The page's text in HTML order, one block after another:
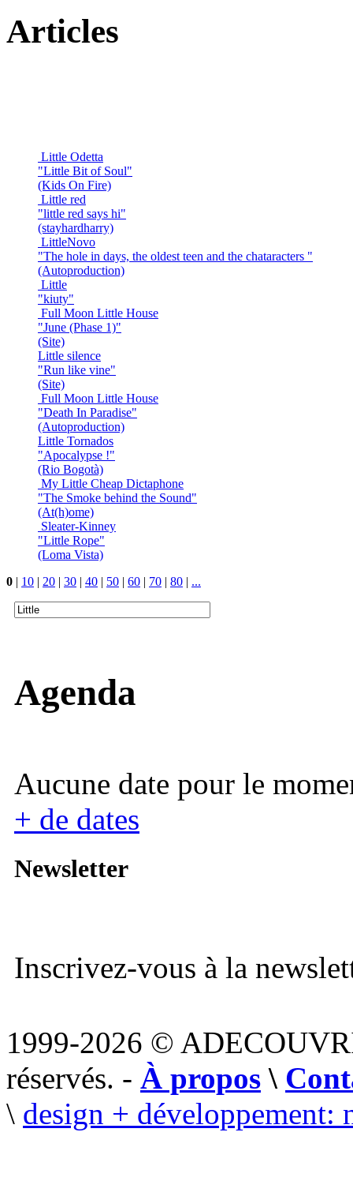
Articles
Little Odetta
"Little Bit of Soul"
(Kids On Fire)
Little red
"little red says hi"
(stayhardharry)
LittleNovo
"The hole in days, the oldest teen and the chataracters "
(Autoproduction)
Little
"kiuty"
Full Moon Little House
"June (Phase 1)"
(Site)
Little silence
"Run like vine"
(Site)
Full Moon Little House
"Death In Paradise"
(Autoproduction)
Little Tornados
"Apocalypse !"
(Rio Bogotà)
My Little Cheap Dictaphone
"The Smoke behind the Sound"
(At(h)ome)
Sleater-Kinney
"Little Rope"
(Loma Vista)
0 | 10 | 20 | 30 | 40 | 50 | 60 | 70 | 80 | ...
Agenda
Aucune date pour le
+ de dates
Newsletter
Inscrivez-vous à la
1999-2026 ©
réservés. - À propos \
\ design + développement: